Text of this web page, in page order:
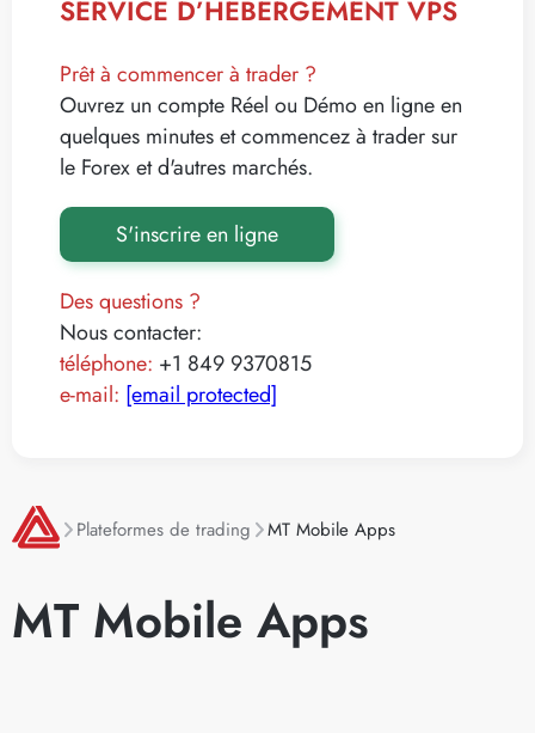
SERVICE D’HÉBERGEMENT VPS
Prêt à commencer à trader ?
Ouvrez un compte Réel ou Démo en ligne en
quelques minutes et commencez à trader sur
le Forex et d'autres marchés.
S'inscrire en ligne
Des questions ?
Nous contacter:
téléphone: +1 849 9370815
e-mail: [email protected]
Plateformes de trading MT Mobile Apps
MT Mobile Apps